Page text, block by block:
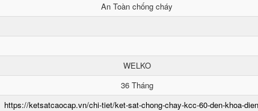
An Toàn chống cháy
WELKO
36 Tháng
https://ketsatcaocap.vn/chi-tiet/ket-sat-chong-chay-kcc-60-den-khoa-